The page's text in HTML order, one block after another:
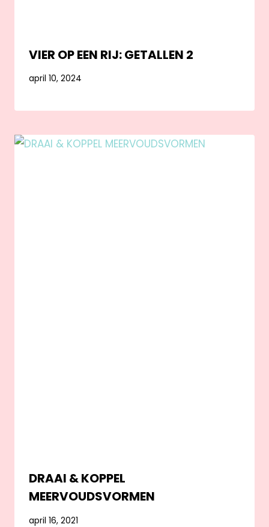
VIER OP EEN RIJ: GETALLEN 2
april 10, 2024
DRAAI & KOPPEL
MEERVOUDSVORMEN
april 16, 2021